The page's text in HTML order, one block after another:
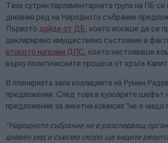
Тази сутрин парламентарната група на ПБ
дневния ред на Народното събрание
Първото дойде от ДБ, която искаше да се
декларирано имуществено състояние и
второто направи ДПС, което настояваше
върху политическите процеси от кръга
В пленарната зала коалицията на Румен
предложения. След това в кулоарите шефът
предложение за анкетна комисия "не е нищо
"Народното събрание не е разследващ
дневен ред и съвсем скоро ще видите